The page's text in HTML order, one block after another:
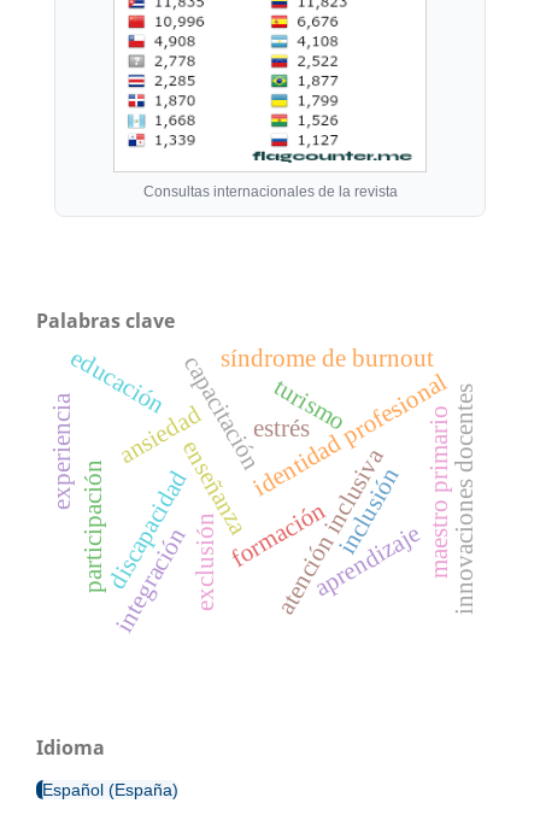
Consultas internacionales de la revista
Palabras clave
formación
atención inclusiva
identidad profesional
enseñanza
aprendizaje
inclusión
exclusión
discapacidad
capacitaciónestrés
ansiedad
síndrome de burnout
maestro primario
turismo
educación
integración
participación
experiencia innovaciones docentes
Idioma
Español (España)